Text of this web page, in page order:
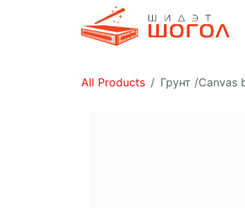
All Products Грунт /Canvas